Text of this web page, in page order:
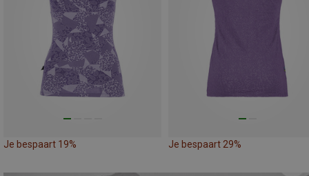
Je bespaart 19% Je bespaart 29%